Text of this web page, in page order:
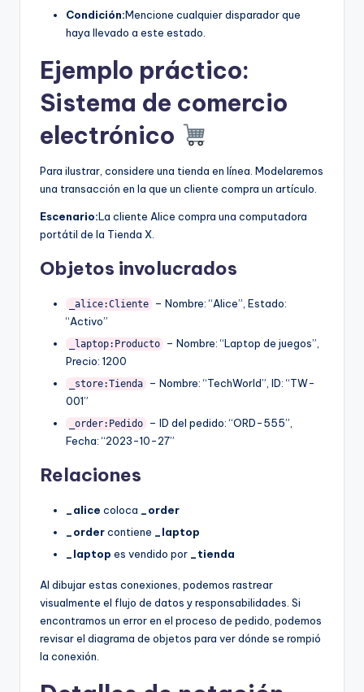
Condición:Mencione cualquier disparador que
haya llevado a este estado.
Ejemplo práctico:
Sistema de comercio
electrónico
Para ilustrar, considere una tienda en línea. Modelaremos
una transacción en la que un cliente compra un artículo.
Escenario:La cliente Alice compra una computadora
portátil de la Tienda X.
Objetos involucrados
_alice:Cliente
– Nombre: “Alice”, Estado:
“Activo”
_laptop:Producto
– Nombre: “Laptop de juegos”,
Precio: 1200
_store:Tienda
– Nombre: “TechWorld”, ID: “TW-
001”
_order:Pedido
– ID del pedido: “ORD-555”,
Fecha: “2023-10-27”
Relaciones
_alice coloca _order
_ordercontiene _laptop
_laptop es vendido por _tienda
Al dibujar estas conexiones, podemos rastrear
visualmente el flujo de datos y responsabilidades. Si
encontramos un error en el proceso de pedido, podemos
revisar el diagrama de objetos para ver dónde se rompió
la conexión.